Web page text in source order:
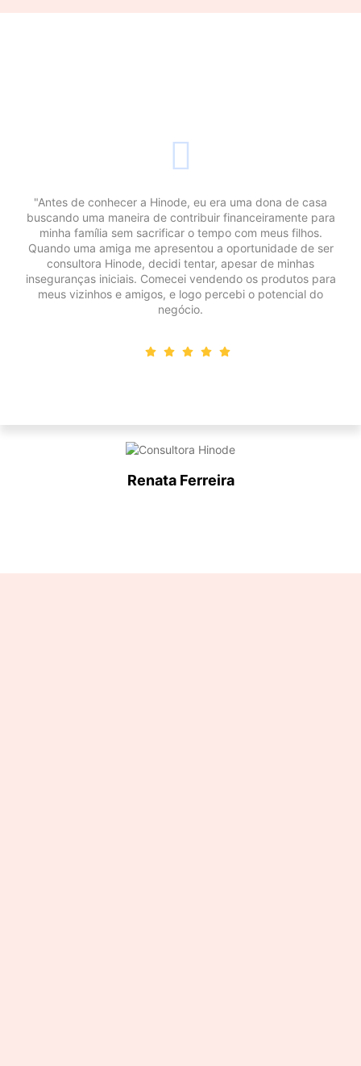
Renata Ferreira
"Antes de conhecer a Hinode, eu era uma dona de casa
buscando uma maneira de contribuir financeiramente para
minha família sem sacrificar o tempo com meus filhos.
Quando uma amiga me apresentou a oportunidade de ser
consultora Hinode, decidi tentar, apesar de minhas
inseguranças iniciais. Comecei vendendo os produtos para
meus vizinhos e amigos, e logo percebi o potencial do
negócio.